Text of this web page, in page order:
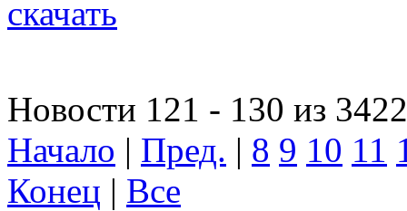
скачать
Новости 121 - 130 из 3422
Начало | Пред. | 8 9 10 11
Конец | Все